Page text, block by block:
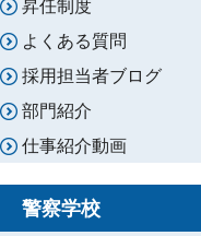
昇任制度
よくある質問
採用担当者ブログ
部門紹介
仕事紹介動画
警察学校